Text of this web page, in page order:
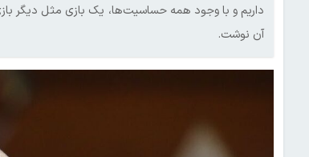
داریم و با وجود همه حساسیت‌ها، یک بازی مثل دیگر
آن نوشت.